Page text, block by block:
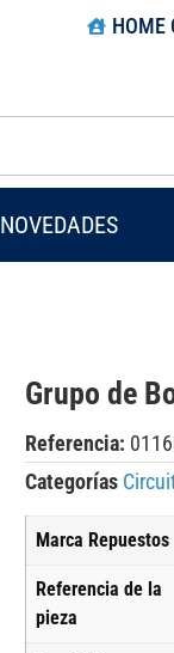
HOME
NOVEDADES
Grupo de
Referencia:
Categorías
Marca Repuestos
Referencia de la
pieza